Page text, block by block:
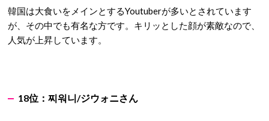
韓国は大食いをメインとするYoutuberが多いとされています
が、その中でも有名な方です。キリッとした顔が素敵なので、
人気が上昇しています。
18位： 찌워니/ジウォニさん